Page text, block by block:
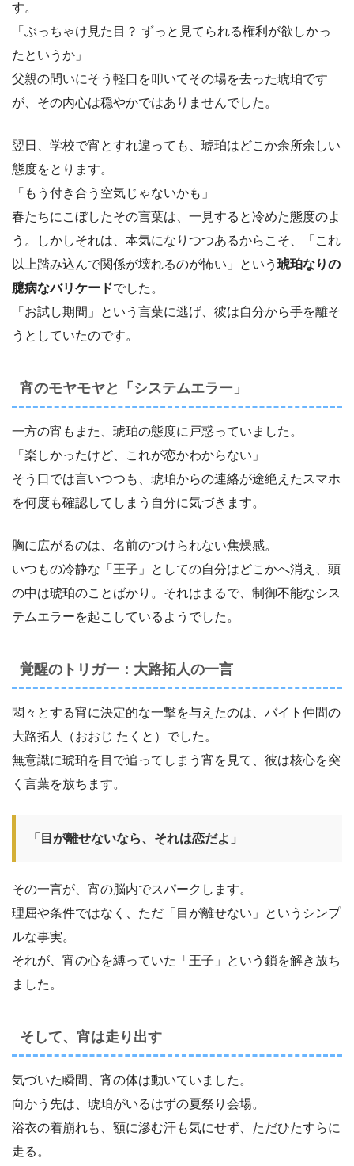
す。
「ぶっちゃけ見た目？ ずっと見てられる権利が欲しかっ
たというか」
父親の問いにそう軽口を叩いてその場を去った琥珀です
が、その内心は穏やかではありませんでした。
翌日、学校で宵とすれ違っても、琥珀はどこか余所余しい
態度をとります。
「もう付き合う空気じゃないかも」
春たちにこぼしたその言葉は、一見すると冷めた態度のよ
う。しかしそれは、本気になりつつあるからこそ、「これ
以上踏み込んで関係が壊れるのが怖い」という 琥珀なりの
臆病なバリケードでした。
「お試し期間」という言葉に逃げ、彼は自分から手を離そ
うとしていたのです。
宵のモヤモヤと「システムエラー」
一方の宵もまた、琥珀の態度に戸惑っていました。
「楽しかったけど、これが恋かわからない」
そう口では言いつつも、琥珀からの連絡が途絶えたスマホ
を何度も確認してしまう自分に気づきます。
胸に広がるのは、名前のつけられない焦燥感。
いつもの冷静な「王子」としての自分はどこかへ消え、頭
の中は琥珀のことばかり。それはまるで、制御不能なシス
テムエラーを起こしているようでした。
覚醒のトリガー：大路拓人の一言
悶々とする宵に決定的な一撃を与えたのは、バイト仲間の
大路拓人（おおじ たくと）でした。
無意識に琥珀を目で追ってしまう宵を見て、彼は核心を突
く言葉を放ちます。
「目が離せないなら、それは恋だよ」
その一言が、宵の脳内でスパークします。
理屈や条件ではなく、ただ「目が離せない」というシンプ
ルな事実。
それが、宵の心を縛っていた「王子」という鎖を解き放ち
ました。
そして、宵は走り出す
気づいた瞬間、宵の体は動いていました。
向かう先は、琥珀がいるはずの夏祭り会場。
浴衣の着崩れも、額に滲む汗も気にせず、ただひたすらに
走る。